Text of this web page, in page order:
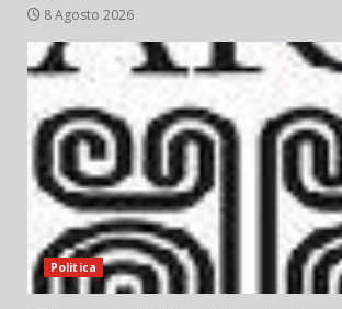
8 Agosto 2026
Politica